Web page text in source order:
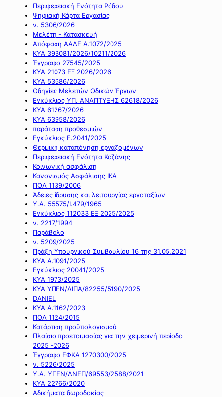
Περιφερειακή Ενότητα Ρόδου
Ψηφιακή Κάρτα Εργασίας
ν. 5306/2026
Μελέτη - Κατασκευή
Απόφαση ΑΑΔΕ Α.1072/2025
ΚΥΑ 393081/2026/10211/2026
Έγγραφο 27545/2025
ΚΥΑ 21073 ΕΞ 2026/2026
ΚΥΑ 53686/2026
Οδηγίες Μελετών Οδικών Έργων
Εγκύκλιος ΥΠ. ΑΝΑΠΤΥΞΗΣ 62618/2026
ΚΥΑ 61267/2026
ΚΥΑ 63958/2026
παράταση προθεσμιών
Εγκύκλιος Ε.2041/2025
Θερμική καταπόνηση εργαζομένων
Περιφερειακή Ενότητα Κοζάνης
Κοινωνική ασφάλιση
Κανονισμός Ασφάλισης ΙΚΑ
ΠΟΛ 1139/2006
Άδειες ίδρυσης και λειτουργίας εργοταξίων
Υ.Α. 55575/Ι.479/1965
Εγκύκλιος 112033 ΕΞ 2025/2025
ν. 2217/1994
Παράβολο
ν. 5209/2025
Πράξη Υπουργικού Συμβουλίου 16 της 31.05.2021
ΚΥΑ Α.1091/2025
Εγκύκλιος 20041/2025
ΚΥΑ 1973/2025
ΚΥΑ ΥΠΕΝ/ΔΙΠΑ/82255/5190/2025
DANIEL
ΚΥΑ Α.1162/2023
ΠΟΛ 1124/2015
Κατάρτιση προϋπολογισμού
Πλαίσιο προετοιμασίας για την χειμερινή περίοδο
2025 -2026
Έγγραφο ΕΦΚΑ 1270300/2025
ν. 5226/2025
Υ.Α. ΥΠΕΝ/ΔΝΕΠ/69553/2588/2021
ΚΥΑ 22766/2020
Αδικήματα δωροδοκίας